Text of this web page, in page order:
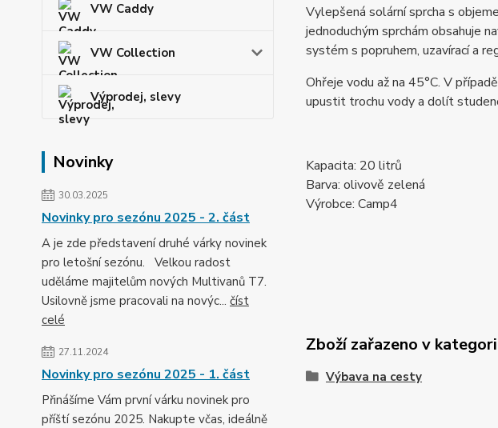
VW Caddy
VW Collection
Výprodej, slevy
Novinky
30.03.2025
Novinky pro sezónu 2025 - 2. část
A je zde představení druhé várky novinek
pro letošní sezónu. Velkou radost
uděláme majitelům nových Multivanů T7.
Usilovně jsme pracovali na novýc... číst
celé
27.11.2024
Novinky pro sezónu 2025 - 1. část
Přinášíme Vám první várku novinek pro
příští sezónu 2025. Nakupte včas, ideálně
Vylepšená solární sprcha s
jednoduchým sprchám obsahuje
systém s popruhem, uzavírací a
Ohřeje vodu až na 45°C. V
upustit trochu vody a dolít
Kapacita: 20 litrů
Barva: olivově zelená
Výrobce: Camp4
Zboží zařazeno v
Výbava na cesty